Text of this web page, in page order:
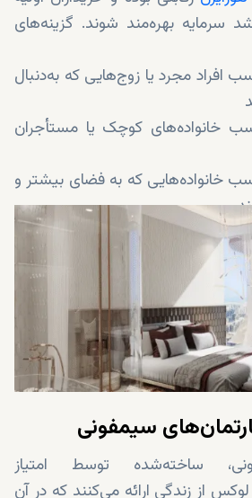
سرمایه بهره‌مند شوند. گزینه‌های
افراد مجرد یا زوج‌هایی که به‌دنبال
خانواده‌های کوچک یا مستأجران
خانواده‌هایی که به فضای بیشتر و
سیمفونی
ساخته‌شده توسط امتیاز
از زندگی ارائه می‌کنند که در آن